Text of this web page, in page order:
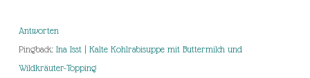
Antworten
Pingback: Ina Isst | Kalte Kohlrabisuppe mit Buttermilch und
Wildkräuter-Topping